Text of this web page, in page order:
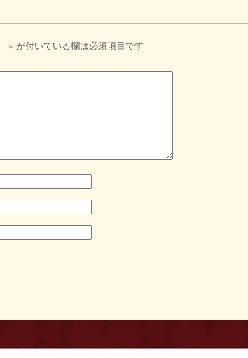
※ が付いている欄は必須項目です